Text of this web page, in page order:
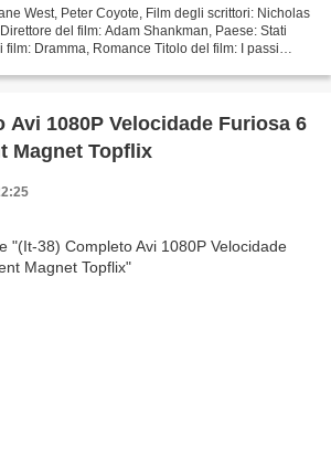
West, Peter Coyote, Film degli scrittori: Nicholas
del film: Adam Shankman, Paese: Stati
film: Dramma, Romance Titolo del film: I passi
Avi 1080P Velocidade Furiosa 6
Magnet Topflix